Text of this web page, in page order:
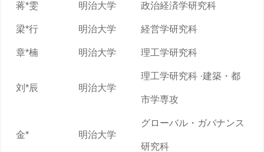
蒋*雯 明治大学 政治経済学研究科
梁*行 明治大学 経営学研究科
章*楠 明治大学 理工学研究科
刘*辰 明治大学
理工学研究科 ·建築・都
市学専攻
金* 明治大学
グローバル・ガバナンス
研究科